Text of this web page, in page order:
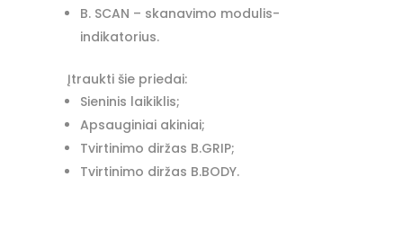
B. SCAN – skanavimo modulis-
indikatorius.
Įtraukti šie priedai:
Sieninis laikiklis;
Apsauginiai akiniai;
Tvirtinimo diržas B.GRIP;
Tvirtinimo diržas B.BODY.